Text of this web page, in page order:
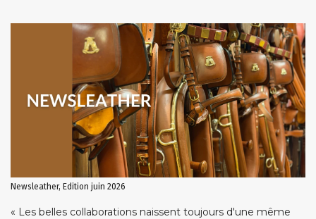
Newsleather, Edition juin 2026
« Les belles collaborations naissent toujours d'une même